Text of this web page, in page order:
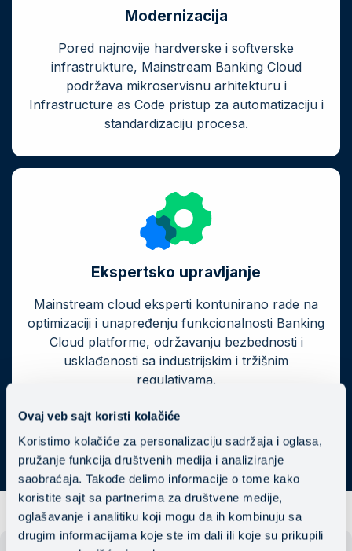
Ovaj veb sajt koristi kolačiće
Koristimo kolačiće za personalizaciju sadržaja i oglasa,
pružanje funkcija društvenih medija i analiziranje
saobraćaja. Takođe delimo informacije o tome kako
koristite sajt sa partnerima za društvene medije,
oglašavanje i analitiku koji mogu da ih kombinuju sa
drugim informacijama koje ste im dali ili koje su prikupili
Modernizacija
Pored najnovije hardverske i softverske
infrastrukture, Mainstream Banking Cloud
podržava mikroservisnu arhitekturu i
Infrastructure as Code pristup za automatizaciju i
standardizaciju procesa.
Ekspertsko upravljanje
Mainstream cloud eksperti kontunirano rade na
optimizaciji i unapređenju funkcionalnosti Banking
Cloud platforme, održavanju bezbednosti i
usklađenosti sa industrijskim i tržišnim
regulativama.